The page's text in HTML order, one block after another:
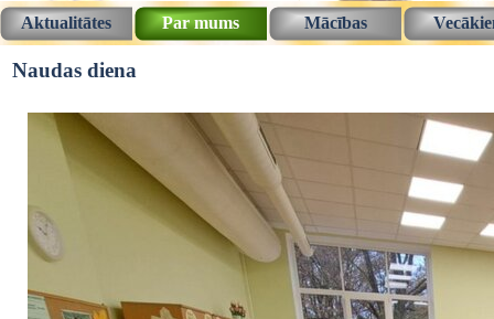
Aktualitātes Par mums ▼
Mācības ▼
Naudas diena